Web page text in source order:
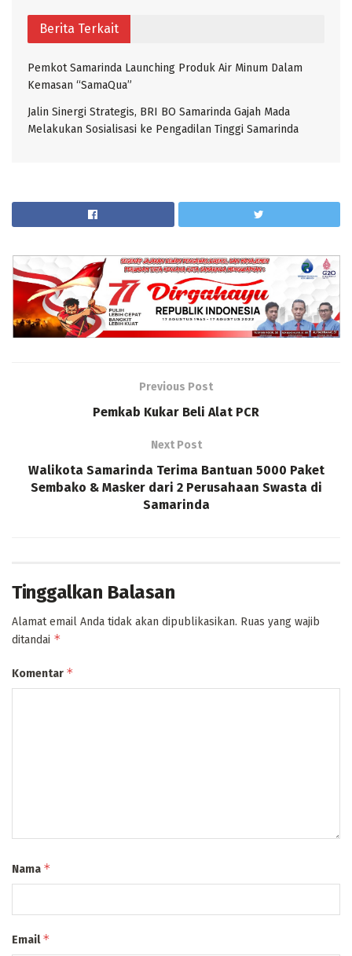
Berita Terkait
Pemkot Samarinda Launching Produk Air Minum Dalam
Kemasan “SamaQua”
Jalin Sinergi Strategis, BRI BO Samarinda Gajah Mada
Melakukan Sosialisasi ke Pengadilan Tinggi Samarinda
Previous Post
Pemkab Kukar Beli Alat PCR
Next Post
Walikota Samarinda Terima Bantuan 5000 Paket
Sembako & Masker dari 2 Perusahaan Swasta di
Samarinda
Tinggalkan Balasan
Alamat email Anda tidak akan dipublikasikan. Ruas yang wajib
ditandai *
Komentar *
Nama *
Email*